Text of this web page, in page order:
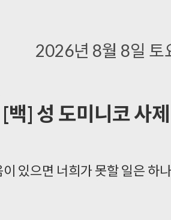
2026년 8월 8일 토
[백] 성 도미니코 사
있으면 너희가 못할 일은 하
사용목걸이 묵주반지 주요성경책 차량용품